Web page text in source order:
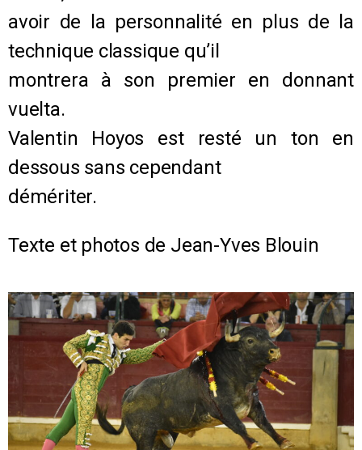
avoir de la personnalité en plus de la
technique classique qu’il
montrera à son premier en donnant
vuelta.
Valentin Hoyos est resté un ton en
dessous sans cependant
démériter.
Texte et photos de Jean-Yves Blouin